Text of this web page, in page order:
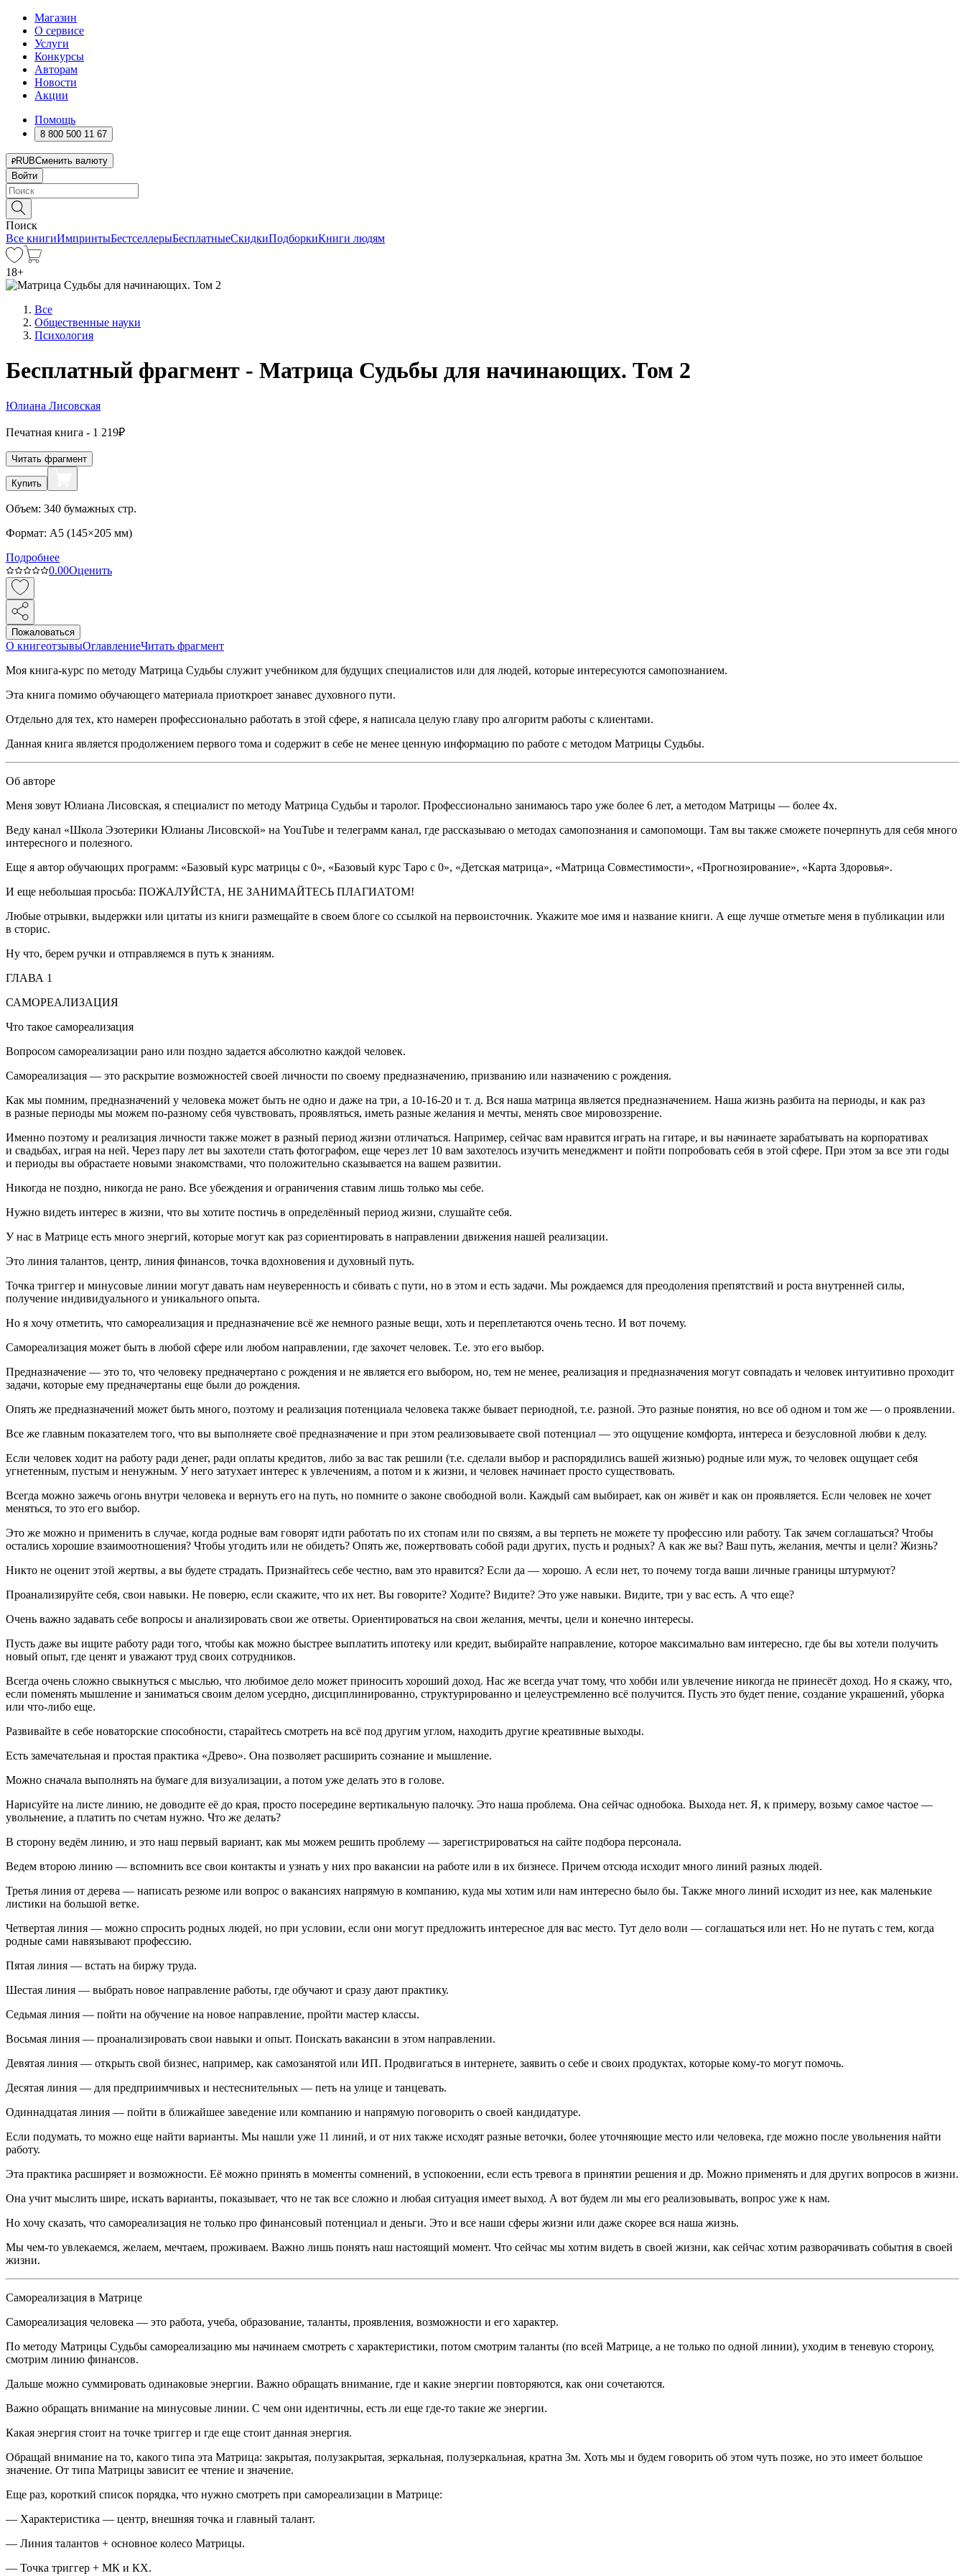
Магазин
О сервисе
Услуги
Конкурсы
Авторам
Новости
Акции
Помощь
8 800 500 11 67
RUBСменить валюту
Войти
Поиск
Все книгиИмпринтыБестселлерыБесплатныеСкидкиПодборкиКниги людям
18+
Все
Общественные науки
Психология
Бесплатный фрагмент - Матрица Судьбы для начинающих. Том 2
Юлиана Лисовская
Печатная книга - 1 219₽
Читать фрагмент
Купить
Объем: 340 бумажных стр.
Формат: A5 (145×205 мм)
Подробнее
0.00Оценить
Пожаловаться
О книгеотзывыОглавлениеЧитать фрагмент
Моя книга-курс по методу Матрица Судьбы служит учебником для будущих специалистов или для людей, которые интересуются самопознанием.
Эта книга помимо обучающего материала приоткроет занавес духовного пути.
Отдельно для тех, кто намерен профессионально работать в этой сфере, я написала целую главу про алгоритм работы с клиентами.
Данная книга является продолжением первого тома и содержит в себе не менее ценную информацию по работе с методом Матрицы Судьбы.
Об авторе
Меня зовут Юлиана Лисовская, я специалист по методу Матрица Судьбы и таролог. Профессионально занимаюсь таро уже более 6 лет, а методом Матрицы — более 4х.
Веду канал «Школа Эзотерики Юлианы Лисовской» на YouTube и телеграмм канал, где рассказываю о методах самопознания и самопомощи. Там вы также сможете почерпнуть для себя много
интересного и полезного.
Еще я автор обучающих программ: «Базовый курс матрицы с 0», «Базовый курс Таро с 0», «Детская матрица», «Матрица Совместимости», «Прогнозирование», «Карта Здоровья».
И еще небольшая просьба: ПОЖАЛУЙСТА, НЕ ЗАНИМАЙТЕСЬ ПЛАГИАТОМ!
Любые отрывки, выдержки или цитаты из книги размещайте в своем блоге со ссылкой на первоисточник. Укажите мое имя и название книги. А еще лучше отметьте меня в публикации или
в сторис.
Ну что, берем ручки и отправляемся в путь к знаниям.
ГЛАВА 1
САМОРЕАЛИЗАЦИЯ
Что такое самореализация
Вопросом самореализации рано или поздно задается абсолютно каждой человек.
Самореализация — это раскрытие возможностей своей личности по своему предназначению, призванию или назначению с рождения.
Как мы помним, предназначений у человека может быть не одно и даже на три, а 10-16-20 и т. д. Вся наша матрица является предназначением. Наша жизнь разбита на периоды, и как раз
в разные периоды мы можем по-разному себя чувствовать, проявляться, иметь разные желания и мечты, менять свое мировоззрение.
Именно поэтому и реализация личности также может в разный период жизни отличаться. Например, сейчас вам нравится играть на гитаре, и вы начинаете зарабатывать на корпоративах
и свадьбах, играя на ней. Через пару лет вы захотели стать фотографом, еще через лет 10 вам захотелось изучить менеджмент и пойти попробовать себя в этой сфере. При этом за все эти годы
и периоды вы обрастаете новыми знакомствами, что положительно сказывается на вашем развитии.
Никогда не поздно, никогда не рано. Все убеждения и ограничения ставим лишь только мы себе.
Нужно видеть интерес в жизни, что вы хотите постичь в определённый период жизни, слушайте себя.
У нас в Матрице есть много энергий, которые могут как раз сориентировать в направлении движения нашей реализации.
Это линия талантов, центр, линия финансов, точка вдохновения и духовный путь.
Точка триггер и минусовые линии могут давать нам неуверенность и сбивать с пути, но в этом и есть задачи. Мы рождаемся для преодоления препятствий и роста внутренней силы,
получение индивидуального и уникального опыта.
Но я хочу отметить, что самореализация и предназначение всё же немного разные вещи, хоть и переплетаются очень тесно. И вот почему.
Самореализация может быть в любой сфере или любом направлении, где захочет человек. Т.е. это его выбор.
Предназначение — это то, что человеку предначертано с рождения и не является его выбором, но, тем не менее, реализация и предназначения могут совпадать и человек интуитивно проходит
задачи, которые ему предначертаны еще были до рождения.
Опять же предназначений может быть много, поэтому и реализация потенциала человека также бывает периодной, т.е. разной. Это разные понятия, но все об одном и том же — о проявлении.
Все же главным показателем того, что вы выполняете своё предназначение и при этом реализовываете свой потенциал — это ощущение комфорта, интереса и безусловной любви к делу.
Если человек ходит на работу ради денег, ради оплаты кредитов, либо за вас так решили (т.е. сделали выбор и распорядились вашей жизнью) родные или муж, то человек ощущает себя
угнетенным, пустым и ненужным. У него затухает интерес к увлечениям, а потом и к жизни, и человек начинает просто существовать.
Всегда можно зажечь огонь внутри человека и вернуть его на путь, но помните о законе свободной воли. Каждый сам выбирает, как он живёт и как он проявляется. Если человек не хочет
меняться, то это его выбор.
Это же можно и применить в случае, когда родные вам говорят идти работать по их стопам или по связям, а вы терпеть не можете ту профессию или работу. Так зачем соглашаться? Чтобы
остались хорошие взаимоотношения? Чтобы угодить или не обидеть? Опять же, пожертвовать собой ради других, пусть и родных? А как же вы? Ваш путь, желания, мечты и цели? Жизнь?
Никто не оценит этой жертвы, а вы будете страдать. Признайтесь себе честно, вам это нравится? Если да — хорошо. А если нет, то почему тогда ваши личные границы штурмуют?
Проанализируйте себя, свои навыки. Не поверю, если скажите, что их нет. Вы говорите? Ходите? Видите? Это уже навыки. Видите, три у вас есть. А что еще?
Очень важно задавать себе вопросы и анализировать свои же ответы. Ориентироваться на свои желания, мечты, цели и конечно интересы.
Пусть даже вы ищите работу ради того, чтобы как можно быстрее выплатить ипотеку или кредит, выбирайте направление, которое максимально вам интересно, где бы вы хотели получить
новый опыт, где ценят и уважают труд своих сотрудников.
Всегда очень сложно свыкнуться с мыслью, что любимое дело может приносить хороший доход. Нас же всегда учат тому, что хобби или увлечение никогда не принесёт доход. Но я скажу, что,
если поменять мышление и заниматься своим делом усердно, дисциплинированно, структурированно и целеустремленно всё получится. Пусть это будет пение, создание украшений, уборка
или что-либо еще.
Развивайте в себе новаторские способности, старайтесь смотреть на всё под другим углом, находить другие креативные выходы.
Есть замечательная и простая практика «Древо». Она позволяет расширить сознание и мышление.
Можно сначала выполнять на бумаге для визуализации, а потом уже делать это в голове.
Нарисуйте на листе линию, не доводите её до края, просто посередине вертикальную палочку. Это наша проблема. Она сейчас однобока. Выхода нет. Я, к примеру, возьму самое частое —
увольнение, а платить по счетам нужно. Что же делать?
В сторону ведём линию, и это наш первый вариант, как мы можем решить проблему — зарегистрироваться на сайте подбора персонала.
Ведем второю линию — вспомнить все свои контакты и узнать у них про вакансии на работе или в их бизнесе. Причем отсюда исходит много линий разных людей.
Третья линия от дерева — написать резюме или вопрос о вакансиях напрямую в компанию, куда мы хотим или нам интересно было бы. Также много линий исходит из нее, как маленькие
листики на большой ветке.
Четвертая линия — можно спросить родных людей, но при условии, если они могут предложить интересное для вас место. Тут дело воли — соглашаться или нет. Но не путать с тем, когда
родные сами навязывают профессию.
Пятая линия — встать на биржу труда.
Шестая линия — выбрать новое направление работы, где обучают и сразу дают практику.
Седьмая линия — пойти на обучение на новое направление, пройти мастер классы.
Восьмая линия — проанализировать свои навыки и опыт. Поискать вакансии в этом направлении.
Девятая линия — открыть свой бизнес, например, как самозанятой или ИП. Продвигаться в интернете, заявить о себе и своих продуктах, которые кому-то могут помочь.
Десятая линия — для предприимчивых и нестеснительных — петь на улице и танцевать.
Одиннадцатая линия — пойти в ближайшее заведение или компанию и напрямую поговорить о своей кандидатуре.
Если подумать, то можно еще найти варианты. Мы нашли уже 11 линий, и от них также исходят разные веточки, более уточняющие место или человека, где можно после увольнения найти
работу.
Эта практика расширяет и возможности. Её можно принять в моменты сомнений, в успокоении, если есть тревога в принятии решения и др. Можно применять и для других вопросов в жизни.
Она учит мыслить шире, искать варианты, показывает, что не так все сложно и любая ситуация имеет выход. А вот будем ли мы его реализовывать, вопрос уже к нам.
Но хочу сказать, что самореализация не только про финансовый потенциал и деньги. Это и все наши сферы жизни или даже скорее вся наша жизнь.
Мы чем-то увлекаемся, желаем, мечтаем, проживаем. Важно лишь понять наш настоящий момент. Что сейчас мы хотим видеть в своей жизни, как сейчас хотим разворачивать события в своей
жизни.
Самореализация в Матрице
Самореализация человека — это работа, учеба, образование, таланты, проявления, возможности и его характер.
По методу Матрицы Судьбы самореализацию мы начинаем смотреть с характеристики, потом смотрим таланты (по всей Матрице, а не только по одной линии), уходим в теневую сторону,
смотрим линию финансов.
Дальше можно суммировать одинаковые энергии. Важно обращать внимание, где и какие энергии повторяются, как они сочетаются.
Важно обращать внимание на минусовые линии. С чем они идентичны, есть ли еще где-то такие же энергии.
Какая энергия стоит на точке триггер и где еще стоит данная энергия.
Обращай внимание на то, какого типа эта Матрица: закрытая, полузакрытая, зеркальная, полузеркальная, кратна 3м. Хоть мы и будем говорить об этом чуть позже, но это имеет большое
значение. От типа Матрицы зависит ее чтение и значение.
Еще раз, короткий список порядка, что нужно смотреть при самореализации в Матрице:
— Характеристика — центр, внешняя точка и главный талант.
— Линия талантов + основное колесо Матрицы.
— Точка триггер + МК и КХ.